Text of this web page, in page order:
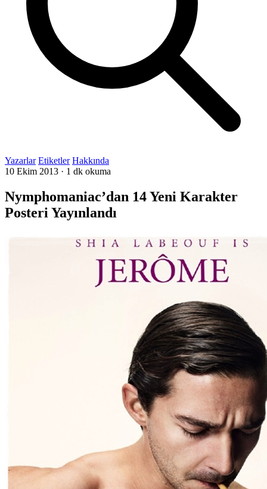
Yazarlar Etiketler Hakkında
10 Ekim 2013 · 1 dk okuma
Nymphomaniac’dan 14 Yeni Karakter
Posteri Yayınlandı